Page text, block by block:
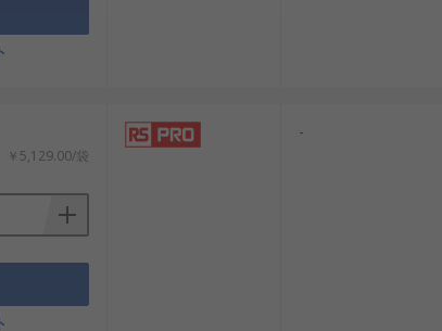
頼性基準を満たすケーブルグラ
。おすすめ品や交換部品も低価
￥5,129.00/袋
-